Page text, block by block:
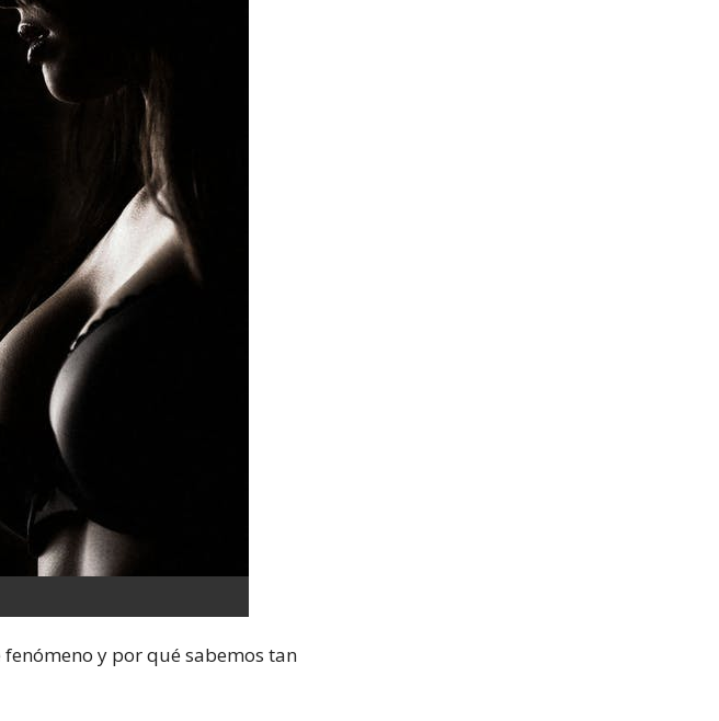
fenómeno y por qué sabemos tan